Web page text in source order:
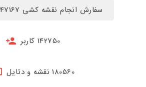
سفارش انجام نقشه کشی 09170547167
142750 کاربر
180560 نقشه و دتایل